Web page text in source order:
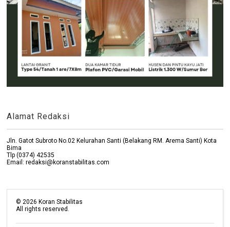
Alamat Redaksi
Jln. Gatot Subroto No.02 Kelurahan Santi (Belakang RM. Arema Santi) Kota
Bima
Tlp (0374) 42535
Email: redaksi@koranstabilitas.com
©2026 Koran Stabilitas
All rights reserved.